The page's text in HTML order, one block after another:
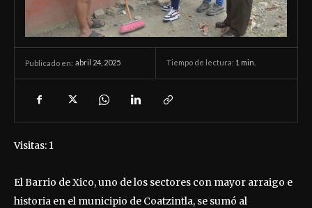
Publicado en: abril 24, 2025 Tiempo de lectura: 1 min.
Visitas: 1
El Barrio de Xico, uno de los sectores con mayor arraigo e
historia en el municipio de Coatzintla, se sumó al